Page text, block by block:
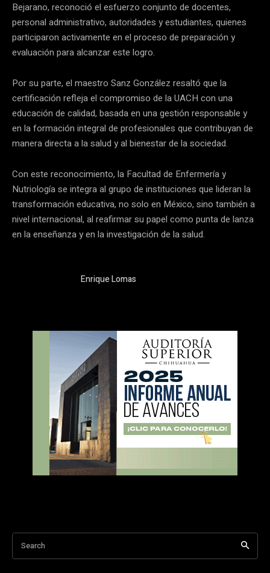
Bejarano, reconoció el esfuerzo conjunto de docentes,
personal administrativo, autoridades y estudiantes, quienes
participaron activamente en el proceso de preparación y
evaluación para alcanzar este logro.
Por su parte, el maestro Sanz González resaltó que la
certificación refleja el compromiso de la UACH con una
educación de calidad, basada en una gestión responsable y
en la formación integral de profesionales que contribuyan de
manera directa a la salud y al bienestar de la sociedad.
Con este reconocimiento, la Facultad de Enfermería y
Nutriología se integra al grupo de instituciones que lideran la
transformación educativa, no solo en México, sino también a
nivel internacional, al reafirmar su papel como punta de lanza
en la enseñanza y en la investigación de la salud.
Enrique Lomas
Search